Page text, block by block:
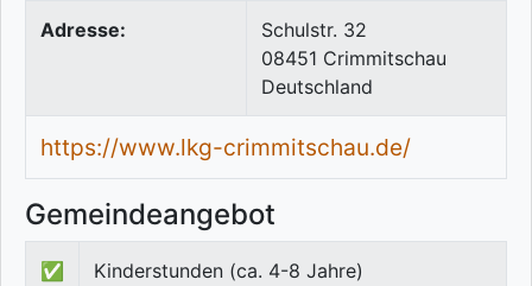
Adresse:
Schulstr. 32
08451 Crimmitschau
Deutschland
https://www.lkg-crimmitschau.de/
Gemeindeangebot
✅ Kinderstunden (ca. 4-8 Jahre)